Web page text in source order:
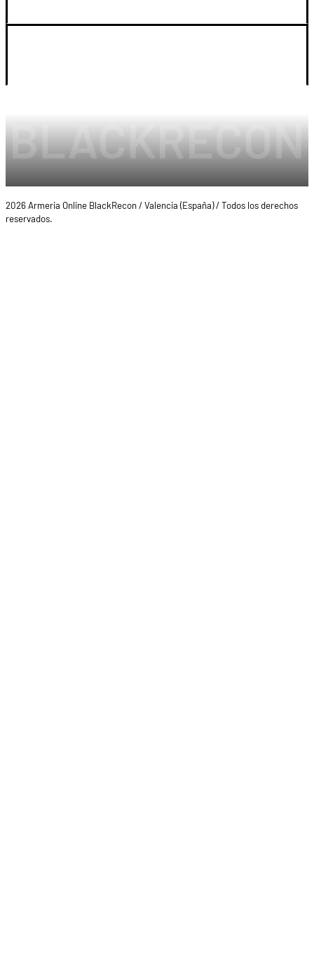
2026 Armeria Online BlackRecon / Valencia (España) / Todos los derechos
reservados.